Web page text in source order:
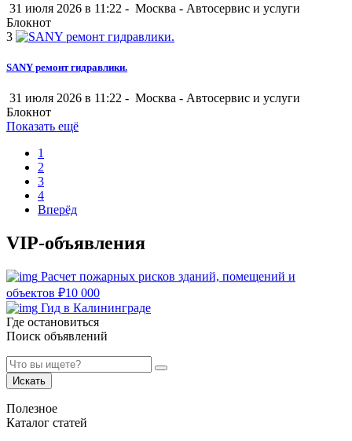
31 июля 2026 в 11:22 - Москва - Автосервис и услуги
Блокнот
3
SANY ремонт гидравлики.
31 июля 2026 в 11:22 - Москва - Автосервис и услуги
Блокнот
Показать ещё
1
2
3
4
Вперёд
VIP-объявления
Расчет пожарных рисков зданий, помещений и
объектов ₽10 000
Гид в Калининграде
Где остановиться
Поиск объявлений
Искать
Полезное
Каталог статей